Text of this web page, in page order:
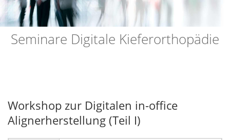
Seminare Digitale Kieferorthopädie
Workshop zur Digitalen in-office
Alignerherstellung (Teil I)